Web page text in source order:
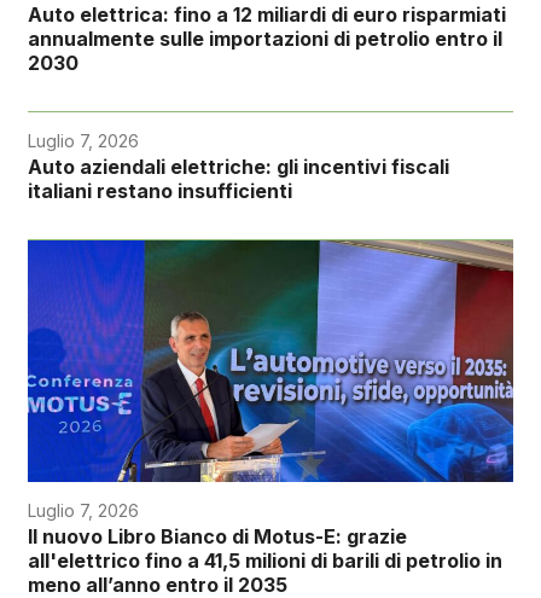
Auto elettrica: fino a 12 miliardi di euro risparmiati
annualmente sulle importazioni di petrolio entro il
2030
Luglio 7, 2026
Auto aziendali elettriche: gli incentivi fiscali
italiani restano insufficienti
Luglio 7, 2026
Il nuovo Libro Bianco di Motus-E: grazie
all'elettrico fino a 41,5 milioni di barili di petrolio in
meno all’anno entro il 2035